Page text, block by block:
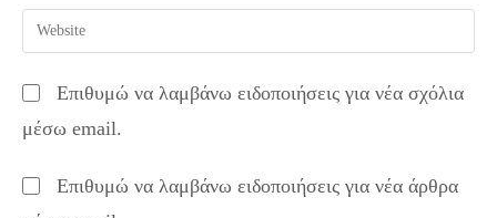
comment
email
address
comment
Enter
your
URL
(optional)
Επιθυμώ να λαμβάνω ειδοποιήσεις για νέα σχόλια
μέσω email.
Επιθυμώ να λαμβάνω ειδοποιήσεις για νέα άρθρα